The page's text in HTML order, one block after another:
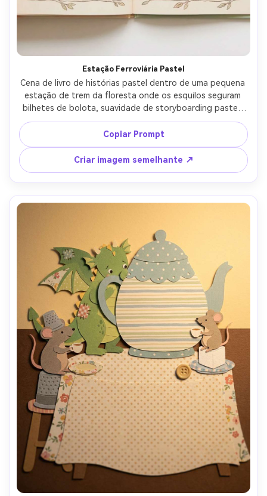
Estação Ferroviária Pastel
Cena de livro de histórias pastel dentro de uma pequena
estação de trem da floresta onde os esquilos seguram
bilhetes de bolota, suavidade de storyboarding pastel,
paleta de livro de histórias quente, sinalização legível
com ícones simples, lâmpadas aconchegantes, design de
personagens consistente em todas as páginas, sensação
de layout de espalhamento de páginas duplas, borda
segura para texto, lente de 85mm, profundidade de
campo rasa, iluminação cinematográfica suave-AR 4:5
Copiar Prompt
Criar imagem semelhante ↗